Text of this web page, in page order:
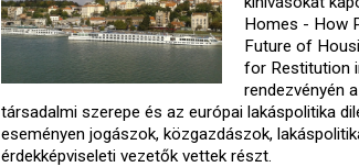
Homes - How
Future of
for Restitution
rendezvényén
társadalmi szerepe és az európai lakáspolitika
eseményen jogászok, közgazdászok,
érdekképviseleti vezetők vettek részt.